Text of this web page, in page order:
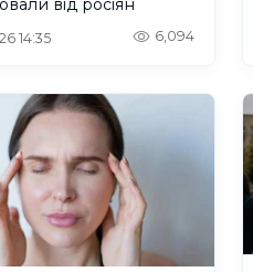
від росіян
14:35 6,094